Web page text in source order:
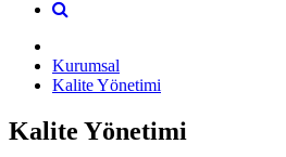
Kurumsal
Kalite Yönetimi
Kalite Yönetimi